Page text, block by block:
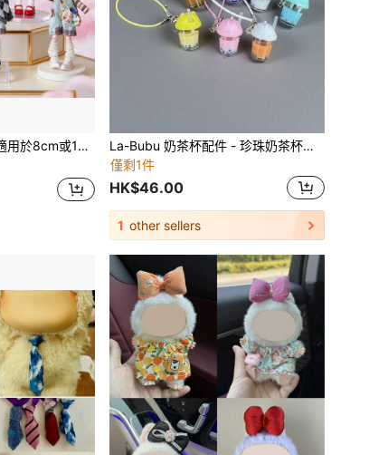
，生日、新年、聖誕禮物（僅含衣物，不含娃娃與鞋子，請參閱備註）
La-Bubu 奶茶杯配件 - 珍珠奶茶杯、猫耳吸管杯、娃娃屋微缩模型、奶油果冻钥匙扣吊坠、生日/复活节/圣诞节礼物、节日礼物
僅剩1件
HK$46.00
1 other sellers